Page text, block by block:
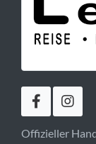
Offizieller